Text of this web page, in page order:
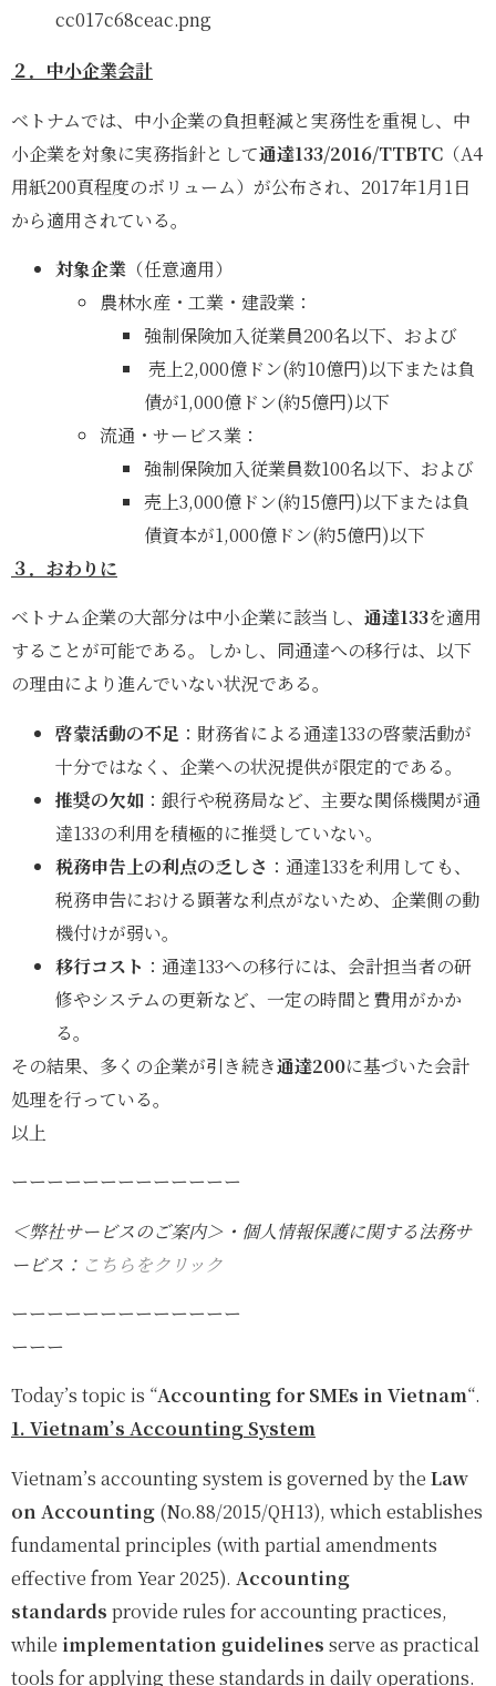
２．中小企業会計
ベトナムでは、中小企業の負担軽減と実務性を重視し、中
小企業を対象に実務指針として通達133/2016/TTBTC （A4
用紙200頁程度のボリューム）が公布され、2017年1月1日
から適用されている。
対象企業 （任意適用）
農林水産・工業・建設業：
強制保険加入従業員200名以下、および
売上2,000億ドン(約10億円)以下または負
債が1,000億ドン(約5億円)以下
流通・サービス業：
強制保険加入従業員数100名以下、および
売上3,000億ドン(約15億円)以下または負
債資本が1,000億ドン(約5億円)以下
３．おわりに
ベトナム企業の大部分は中小企業に該当し、 通達133を適用
することが可能である。しかし、同通達への移行は、以下
の理由により進んでいない状況である。
啓蒙活動の不足 ：財務省による通達133の啓蒙活動が
十分ではなく、企業への状況提供が限定的である。
推奨の欠如 ：銀行や税務局など、主要な関係機関が通
達133の利用を積極的に推奨していない。
税務申告上の利点の乏しさ ：通達133を利用しても、
税務申告における顕著な利点がないため、企業側の動
機付けが弱い。
移行コスト ：通達133への移行には、会計担当者の研
修やシステムの更新など、一定の時間と費用がかか
る。
その結果、多くの企業が引き続き通達200に基づいた会計
処理を行っている。
以上
ーーーーーーーーーーーーー
＜弊社サービスのご案内＞・個人情報保護に関する法務サ
ービス： こちらをクリック
ーーーーーーーーーーーーー
ーーー
Today’s topic is “Accounting for SMEs in Vietnam“.
1. Vietnam’s Accounting System
Vietnam’s accounting system is governed by the Law
on Accounting (No.88/2015/QH13), which establishes
fundamental principles (with partial amendments
effective from Year 2025). Accounting
standards provide rules for accounting practices,
while implementation guidelines serve as practical
tools for applying these standards in daily operations.